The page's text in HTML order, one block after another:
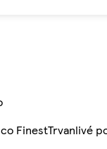
FinestTrvanlivé